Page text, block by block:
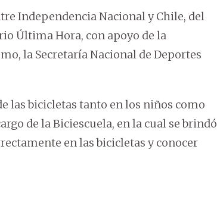
Independencia Nacional y Chile, del
Última Hora, con apoyo de la
la Secretaría Nacional de Deportes
las bicicletas tanto en los niños como
de la Biciescuela, en la cual se brindó
en las bicicletas y conocer